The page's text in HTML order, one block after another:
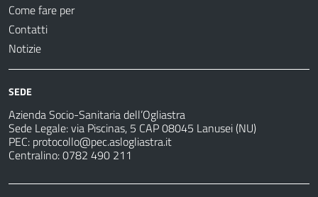
Come fare per
Contatti
Notizie
SEDE
Azienda Socio-Sanitaria dell’Ogliastra
Sede Legale: via Piscinas, 5 CAP 08045 Lanusei (NU)
PEC: protocollo@pec.aslogliastra.it
Centralino: 0782 490 211